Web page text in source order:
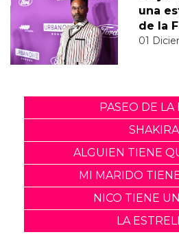
una
de la
01
PASEO DE LA
SHAKIRA
ALGUIEN TIENE
MI MARIDO
NICO TIENE
LA